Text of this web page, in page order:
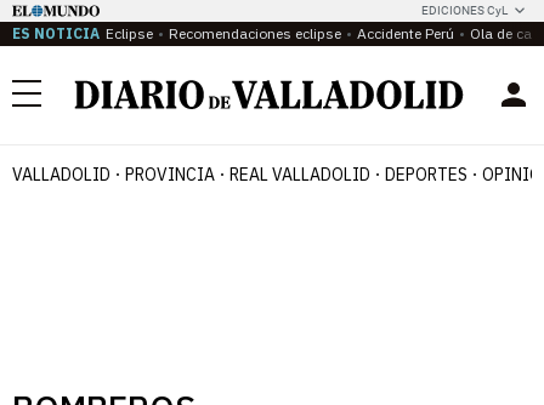
EDICIONES CyL
ES NOTICIA Eclipse Recomendaciones eclipse Accidente Perú Ola de
Menú
VALLADOLID PROVINCIA REAL VALLADOLID DEPORTES